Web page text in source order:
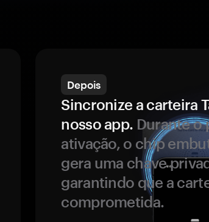
Depois
Sincronize a carteira
nosso app. Durante o
ativação, o chip
gera uma chave
garantindo que a
comprometida.